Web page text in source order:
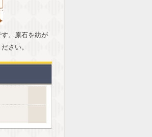
。原石を紡が
さい。